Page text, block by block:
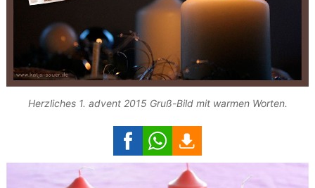
Herzliches 1. advent 2015 Gruß-Bild mit warmen Worten.